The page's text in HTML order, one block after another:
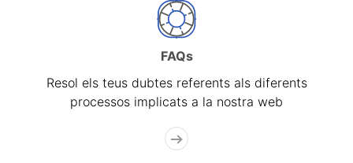
FAQs
Resol els teus dubtes referents als diferents
processos implicats a la nostra web